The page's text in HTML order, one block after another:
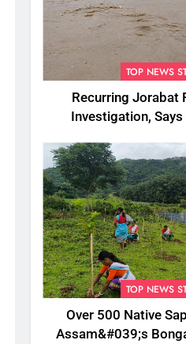
TOP NEWS
Recurring Jorabat
Investigation,
TOP NEWS
Over 500 Native
Assam&#039;s